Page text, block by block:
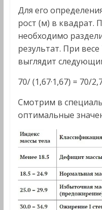
Для его
рост (м) в квадрат.
необходимо
результат. При весе
выглядит
70/ (1,67·1,67) = 70/
Смотрим в
оптимальные